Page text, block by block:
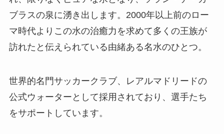
ブラスの泉に湧き出します。2000年以上前のロー
マ時代よりこの水の治癒力を求めて多くの王族が
訪れたと伝えられている由緒ある名水のひとつ。
世界的名門サッカークラブ、レアルマドリードの
公式ウォーターとして採用されており、選手たち
をサポートしています。